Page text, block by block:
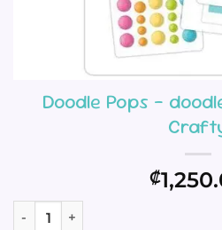
Doodle Pops –
₡
Doodle Pops – doodle minis –